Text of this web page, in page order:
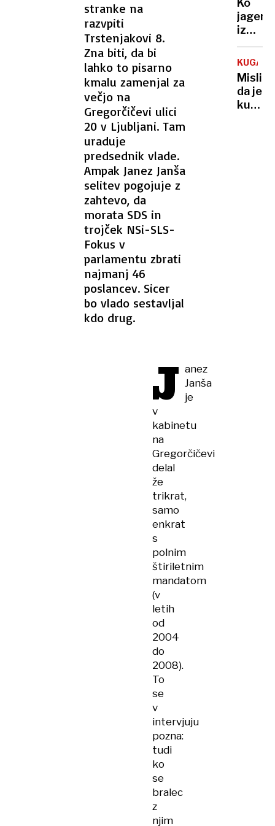
stranke na
razvpiti
Trstenjakovi 8.
Zna biti, da bi
lahko to pisarno
kmalu zamenjal za
večjo na
Gregorčičevi ulici
20 v Ljubljani. Tam
uraduje
predsednik vlade.
Ampak Janez Janša
selitev pogojuje z
zahtevo, da
morata SDS in
trojček NSi-SLS-
Fokus v
parlamentu zbrati
najmanj 46
poslancev. Sicer
bo vlado sestavljal
kdo drug.
J anez
Janša
je
v
kabinetu
na
Gregorčičevi
delal
že
trikrat,
samo
enkrat
s
polnim
štiriletnim
mandatom
(v
letih
od
2004
do
2008).
To
se
v
intervjuju
pozna:
tudi
ko
se
bralec
z
njim
Ko
najprej
ga je
ubil,
nato
še
KUGA
da je
kuga